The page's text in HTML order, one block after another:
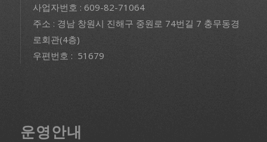
사업자번호 : 609-82-71064
주소 : 경남 창원시 진해구 중원로 74번길 7 충무동경
로회관(4층)
우편번호 : 51679
운영안내